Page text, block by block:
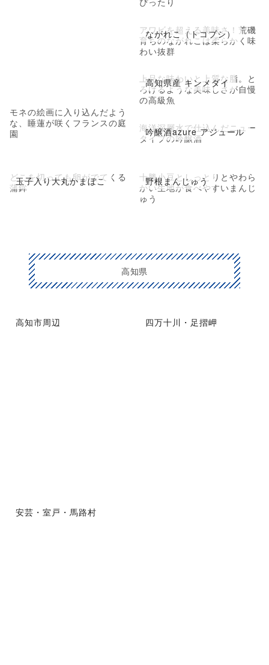
モネの絵画に入り込んだよう
な、睡蓮が咲くフランスの庭
園
ながれこ（トコブシ）
アワビを超える美味さ！荒磯
育ちのながれこは柔らかく味
わい抜群
高知県産 キンメダイ
上品な味わいと上質な脂。と
ろけるような美味しさが自慢
の高級魚
吟醸酒azure アジュール
海洋深層水で仕込んだニュー
タイプの吟醸酒
玉子入り大丸かまぼこ
どこを切っても卵がでてくる
蒲鉾
野根まんじゅう
十勝小豆としっとりとやわら
かい生地が食べやすいまんじ
ゅう
高知県
高知市周辺 四万十川・足摺岬
安芸・室戸・馬路村